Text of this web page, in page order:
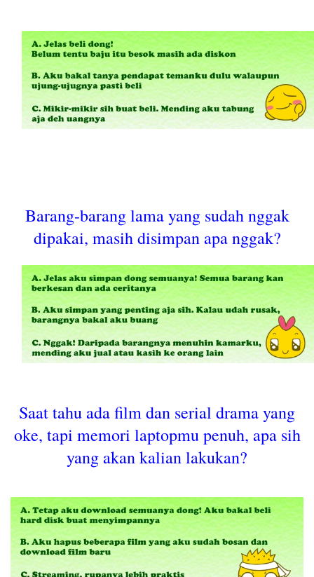
Barang-barang lama yang sudah nggak
dipakai, masih disimpan apa nggak?
Saat tahu ada film dan serial drama yang
oke, tapi memori laptopmu penuh, apa sih
yang akan kalian lakukan?